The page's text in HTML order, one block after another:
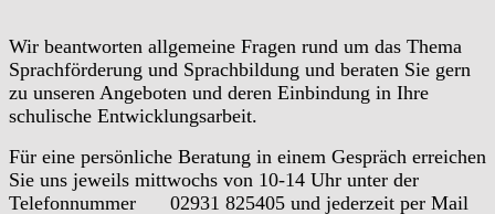
Wir beantworten allgemeine Fragen rund um das Thema
Sprachförderung und Sprachbildung und beraten Sie gern
zu unseren Angeboten und deren Einbindung in Ihre
schulische Entwicklungsarbeit.
Für eine persönliche Beratung in einem Gespräch erreichen
Sie uns jeweils mittwochs von 10-14 Uhr unter der
Telefonnummer
02931 825405 und jederzeit per Mail